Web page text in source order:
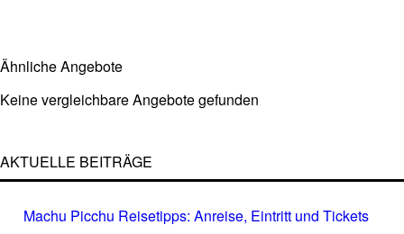
Ähnliche Angebote
Keine vergleichbare Angebote gefunden
AKTUELLE BEITRÄGE
Machu Picchu Reisetipps: Anreise, Eintritt und Tickets